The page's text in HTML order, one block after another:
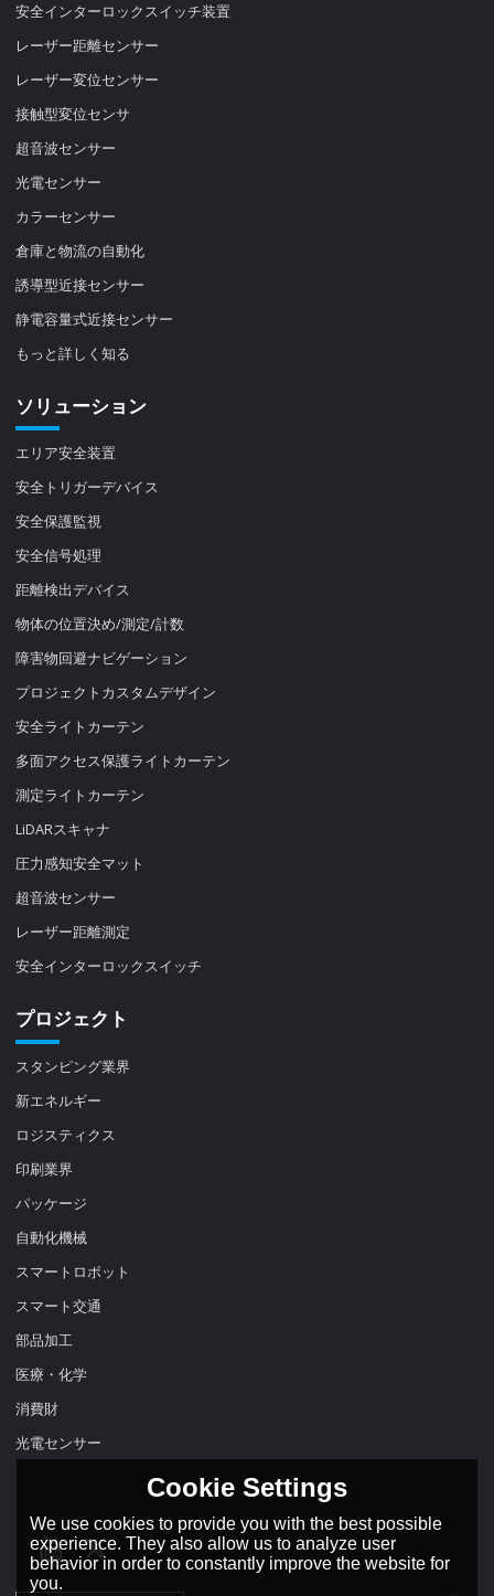
安全インターロックスイッチ装置
レーザー距離センサー
レーザー変位センサー
接触型変位センサ
超音波センサー
光電センサー
カラーセンサー
倉庫と物流の自動化
誘導型近接センサー
静電容量式近接センサー
もっと詳しく知る
ソリューション
エリア安全装置
安全トリガーデバイス
安全保護監視
安全信号処理
距離検出デバイス
物体の位置決め/測定/計数
障害物回避ナビゲーション
プロジェクトカスタムデザイン
安全ライトカーテン
多面アクセス保護ライトカーテン
測定ライトカーテン
LiDARスキャナ
圧力感知安全マット
超音波センサー
レーザー距離測定
安全インターロックスイッチ
プロジェクト
スタンピング業界
新エネルギー
ロジスティクス
印刷業界
パッケージ
自動化機械
スマートロボット
スマート交通
部品加工
医療・化学
消費財
光電センサー
Cookie Settings
We use cookies to provide you with the best possible
experience. They also allow us to analyze user
behavior in order to constantly improve the website for
you.